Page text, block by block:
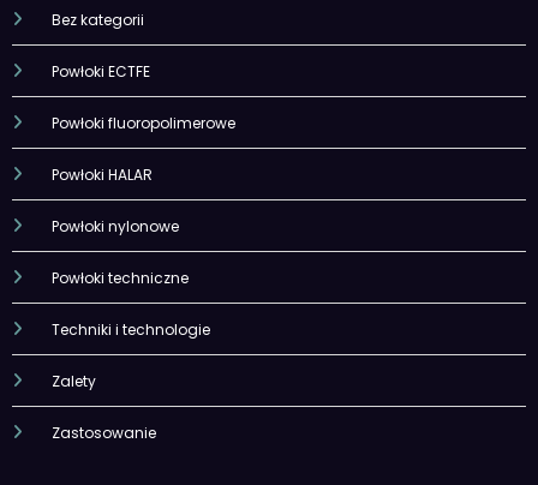
Bez kategorii
Powłoki ECTFE
Powłoki fluoropolimerowe
Powłoki HALAR
Powłoki nylonowe
Powłoki techniczne
Techniki i technologie
Zalety
Zastosowanie